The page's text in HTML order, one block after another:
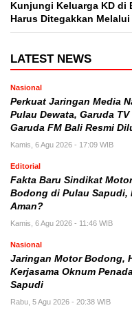
Kunjungi Keluarga KD di
Harus Ditegakkan
LATEST NEWS
Nasional
Perkuat Jaringan Media
Pulau Dewata, Garuda
Garuda FM Bali Resmi
Kamis, 6 Agu 2026 - 17:09 WIB
Editorial
Fakta Baru Sindikat
Bodong di Pulau Sapudi,
Aman?
Kamis, 6 Agu 2026 - 11:46 WIB
Nasional
Jaringan Motor Bodong,
Kerjasama Oknum
Sapudi
Rabu, 5 Agu 2026 - 20:38 WIB